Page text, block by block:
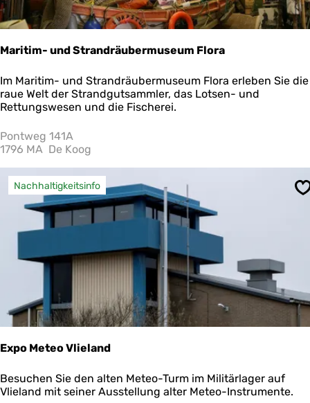
Maritim- und Strandräubermuseum Flora
M
a
r
t
i
-
u
b
e
m
u
Im Maritim- und Strandräubermuseum Flora erleben Sie die
raue Welt der Strandgutsammler, das Lotsen- und
Rettungswesen und die Fischerei.
Pontweg 141A
1796 MA De Koog
Expo Meteo Vlieland
E
x
Nachhaltigkeitsinfo
Besuchen Sie den alten Meteo-Turm im Militärlager auf
Vlieland mit seiner Ausstellung alter Meteo-Instrumente.